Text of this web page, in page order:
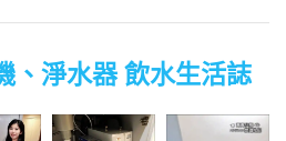
、淨水器 飲水生活誌